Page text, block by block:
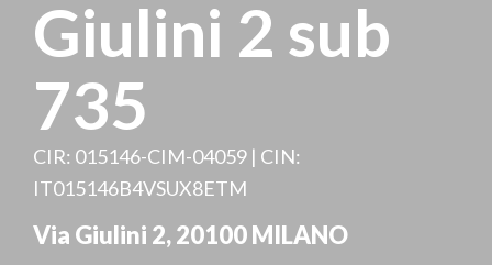
Giulini 2 sub
735
CIR: 015146-CIM-04059 | CIN:
IT015146B4VSUX8ETM
Via Giulini 2,20100MILANO